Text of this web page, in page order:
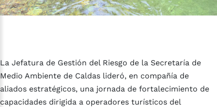
La Jefatura de Gestión del Riesgo de la Secretaría de
Medio Ambiente de Caldas lideró, en compañía de
aliados estratégicos, una jornada de fortalecimiento de
capacidades dirigida a operadores turísticos del